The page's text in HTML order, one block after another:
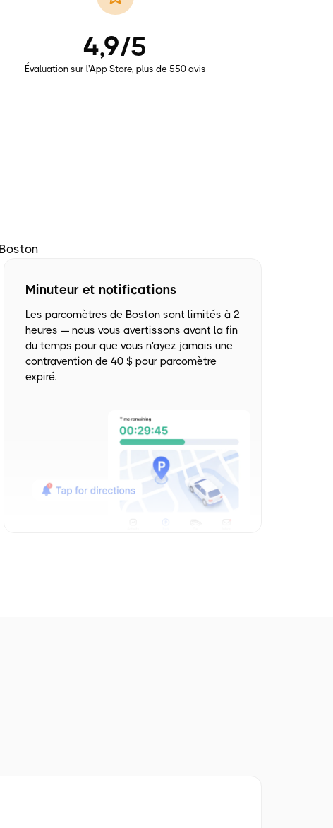
4,9/5
Évaluation sur l'App Store, plus de 550 avis
Minuteur et notifications
Les parcomètres de Boston sont limités à 2
heures — nous vous avertissons avant la fin
du temps pour que vous n'ayez jamais une
contravention de 40 $ pour parcomètre
expiré.